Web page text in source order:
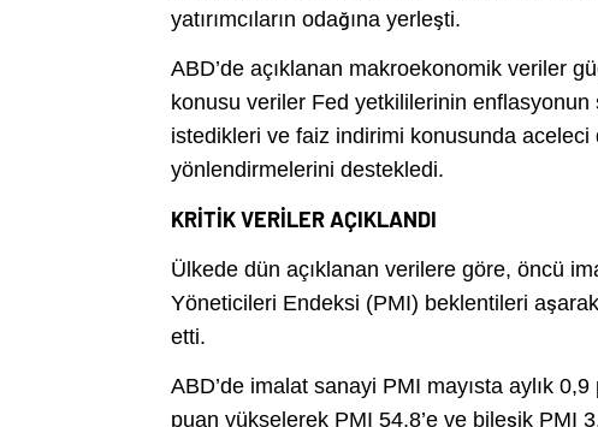
yatırımcıların odağına yerleşti.
ABD’de açıklanan makroekonomik veriler
konusu veriler Fed yetkililerinin
istedikleri ve faiz indirimi konusunda aceleci
yönlendirmelerini destekledi.
KRİTİK VERİLER AÇIKLANDI
Ülkede dün açıklanan verilere göre, öncü
Yöneticileri Endeksi (PMI) beklentileri
etti.
ABD’de imalat sanayi PMI mayısta aylık
puan yükselerek PMI 54,8’e ve bileşik PMI